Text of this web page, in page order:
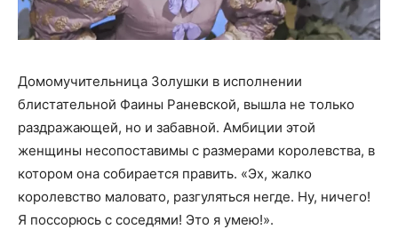
Домомучительница Золушки в исполнении
блистательной Фаины Раневской, вышла не только
раздражающей, но и забавной. Амбиции этой
женщины несопоставимы с размерами королевства, в
котором она собирается править. «Эх, жалко
королевство маловато, разгуляться негде. Ну, ничего!
Я поссорюсь с соседями! Это я умею!».